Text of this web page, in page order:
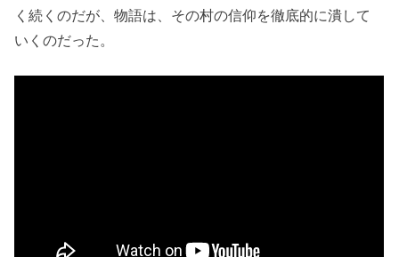
く続くのだが、物語は、その村の信仰を徹底的に潰して
いくのだった。